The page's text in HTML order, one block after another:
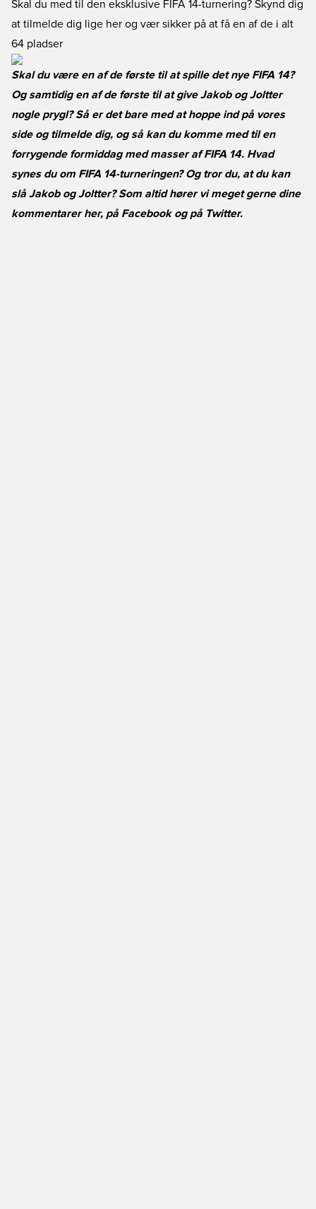
Skal du med til den eksklusive FIFA 14-turnering? Skynd dig
at tilmelde dig lige her og vær sikker på at få en af de i alt
64 pladser
Skal du være en af de første til at spille det nye FIFA 14?
Og samtidig en af de første til at give Jakob og Joltter
nogle prygl? Så er det bare med at hoppe ind på vores
side og tilmelde dig, og så kan du komme med til en
forrygende formiddag med masser af FIFA 14. Hvad
synes du om FIFA 14-turneringen? Og tror du, at du kan
slå Jakob og Joltter? Som altid hører vi meget gerne dine
kommentarer her, på Facebookog på Twitter.